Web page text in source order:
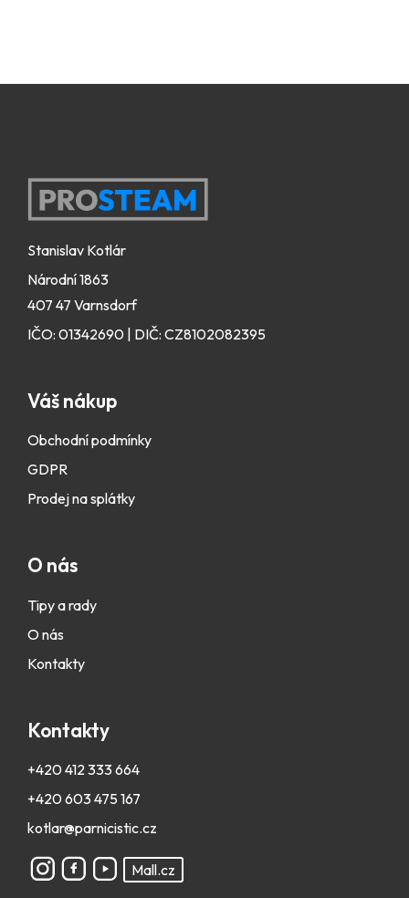
Zápatí
Stanislav Kotlár
Národní 1863
407 47 Varnsdorf
IČO: 01342690 | DIČ: CZ8102082395
Váš nákup
Obchodní podmínky
GDPR
Prodej na splátky
O nás
Tipy a rady
O nás
Kontakty
Kontakty
+420 412 333 664
+420 603 475 167
kotlar@parnicistic.cz
Mall.cz